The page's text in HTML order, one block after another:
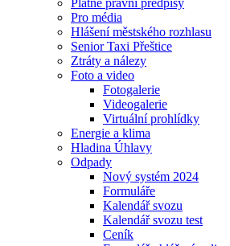
Platné právní předpisy
Pro média
Hlášení městského rozhlasu
Senior Taxi Přeštice
Ztráty a nálezy
Foto a video
Fotogalerie
Videogalerie
Virtuální prohlídky
Energie a klima
Hladina Úhlavy
Odpady
Nový systém 2024
Formuláře
Kalendář svozu
Kalendář svozu test
Ceník